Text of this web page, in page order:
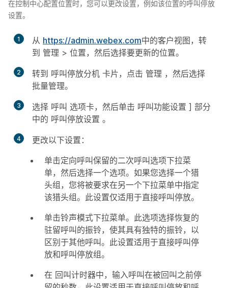
在控制中心配置位置时，您可以更改设置，例如该位置的呼叫停放
设置。
1 从 https://admin.webex.com中的客户视图，转
到 管理 > 位置，然后选择要更新的位置。
2 转到 呼叫停放分机 卡片，点击 管理 ，然后选择
批量管理。
3 选择 呼叫 选项卡，然后单击 呼叫功能设置 ] 部分
中的 呼叫停放设置 。
4
更改以下设置：
单击定向呼叫保留的二次呼叫选项下拉菜
单，然后选择一个选项。如果您选择一个猎
头组，您将被要求在另一个下拉菜单中指定
该猎头组。此设置仅适用于直接呼叫停放。
单击铃声模式下拉菜单。此选项选择恢复的
驻留呼叫的振铃，使其具有独特的振铃，以
区别于其他呼叫。此设置适用于直接呼叫停
放和呼叫停放组。
在 回叫计时器中，输入呼叫在被回叫之前停